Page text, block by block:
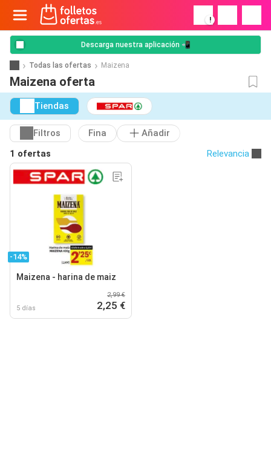
!
Descarga nuestra aplicación 📲
Todas las ofertas Maizena
Maizena oferta
Tiendas
Filtros Fina
Añadir
1 ofertas
Relevancia
-14%
Maizena - harina de maiz
5 días
2,99 €
2,25 €